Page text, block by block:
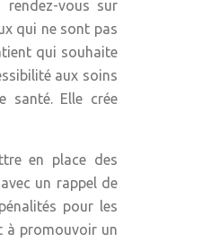
rendez-vous sur
qui ne sont pas
qui souhaite
aux soins
santé. Elle crée
en place des
un rappel de
pour les
à promouvoir un